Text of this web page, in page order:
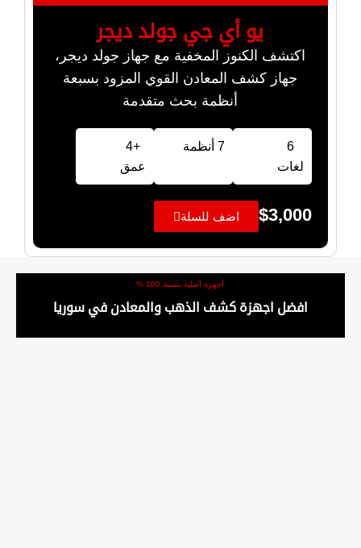
يو أي جي جولد ديجر
اكتشف الكنوز المخفية مع جهاز جولد ديجر،
جهاز كشف المعادن القوي المزود بسبعة
أنظمة بحث متقدمة
6
لغات
7 أنظمة
+4
عمق
$3,000 اضف للسلة
أجهزة أصلية بنسبة 100 %
افضل اجهزة كشف الذهب والمعادن في سوريا